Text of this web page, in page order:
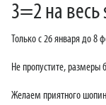
3=2 на весь
Только с 26 января до 8
Не пропустите, размеры
Желаем приятного